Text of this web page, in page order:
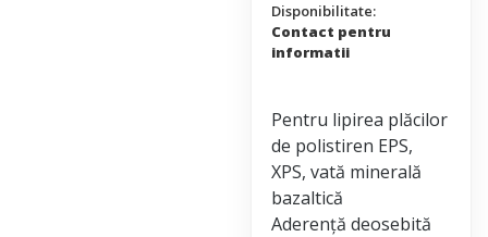
Disponibilitate:
Contact pentru
informatii
Pentru lipirea plăcilor
de polistiren EPS,
XPS, vată minerală
bazaltică
Aderență deosebită